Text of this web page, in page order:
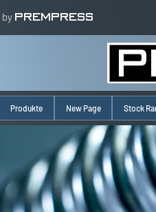
by PREMPRESS
Produkte New Page Stock